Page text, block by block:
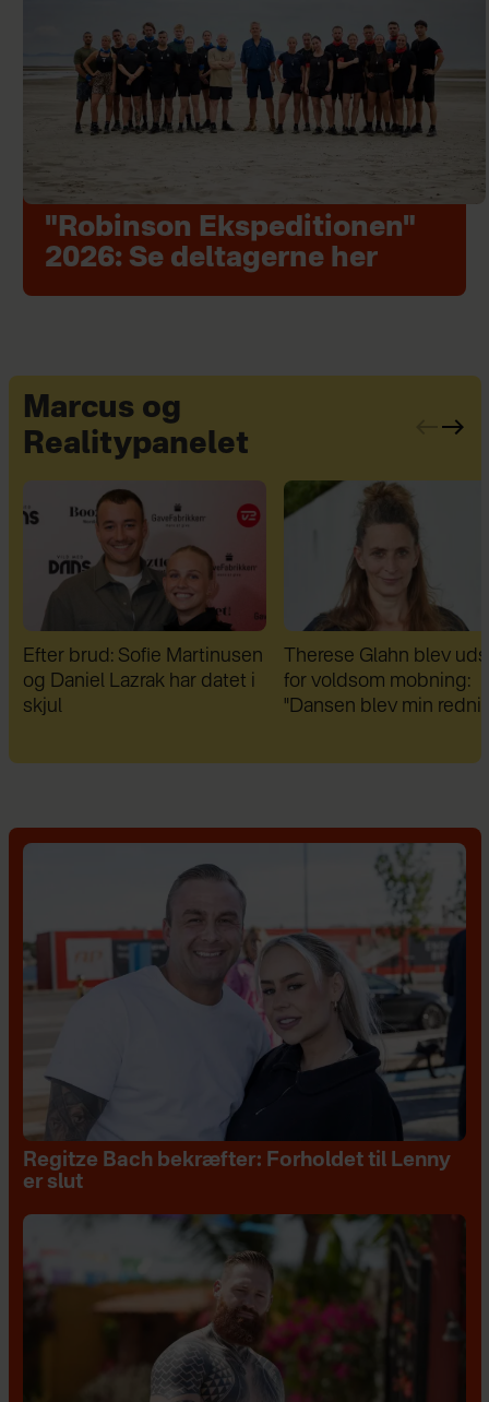
"Robinson Ekspeditionen"
2026: Se deltagerne her
Marcus og
Realitypanelet
Therese Glahn blev udsat
for voldsom mobning:
"Dansen blev min redning"
Da Lars Rasmussen fik
diagnoser, var han fuld
fordomme: "I dag er de
Regitze Bach bekræfter: Forholdet til Lenny
er slut